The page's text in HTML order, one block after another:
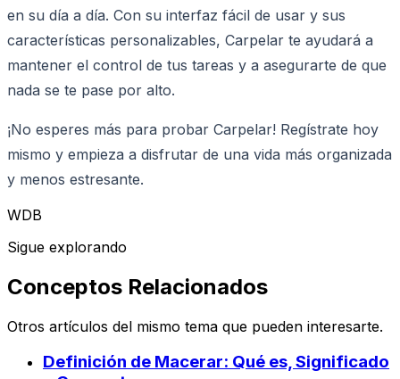
en su día a día. Con su interfaz fácil de usar y sus
características personalizables, Carpelar te ayudará a
mantener el control de tus tareas y a asegurarte de que
nada se te pase por alto.
¡No esperes más para probar Carpelar! Regístrate hoy
mismo y empieza a disfrutar de una vida más organizada
y menos estresante.
WDB
Sigue explorando
Conceptos Relacionados
Otros artículos del mismo tema que pueden interesarte.
Definición de Macerar: Qué es, Significado